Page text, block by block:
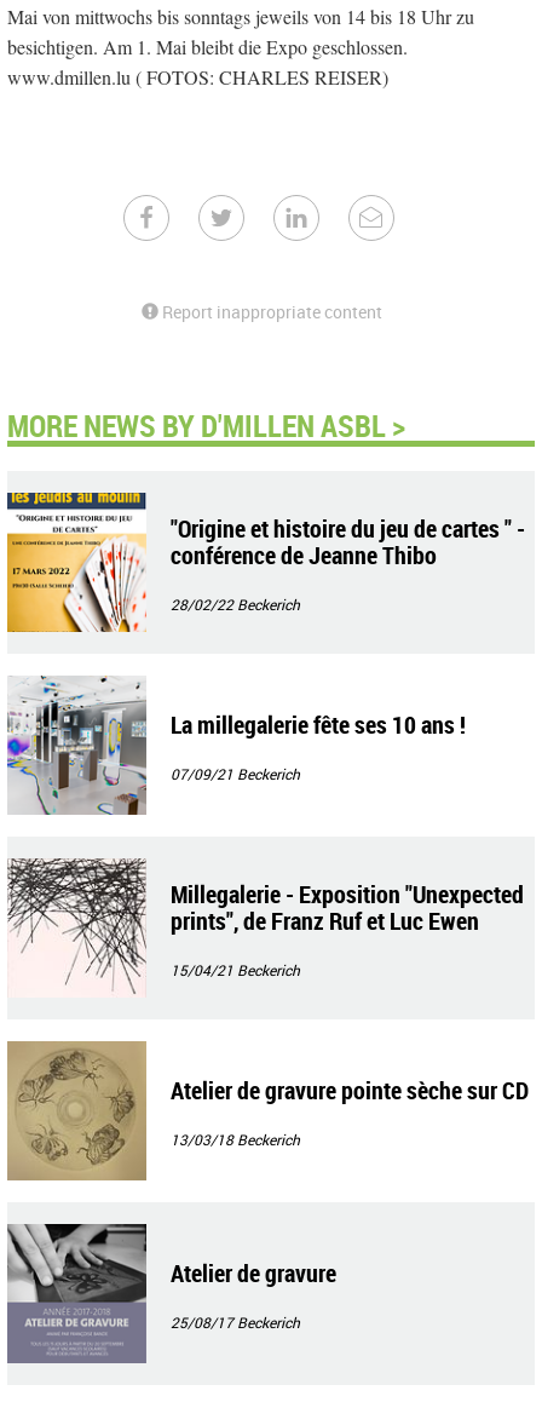
Mai von mittwochs bis sonntags jeweils von 14 bis 18 Uhr zu
besichtigen. Am 1. Mai bleibt die Expo geschlossen.
www.dmillen.lu ( FOTOS: CHARLES REISER)
Report inappropriate content
MORE NEWS BY D'MILLEN ASBL >
"Origine et histoire du jeu de cartes " -
conférence de Jeanne Thibo
28/02/22Beckerich
La millegalerie fête ses 10 ans !
07/09/21 Beckerich
Millegalerie - Exposition "Unexpected
prints", de Franz Ruf et Luc Ewen
15/04/21 Beckerich
Atelier de gravure pointe sèche sur CD
13/03/18Beckerich
Atelier de gravure
25/08/17Beckerich